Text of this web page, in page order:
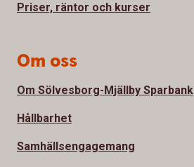
Priser, räntor och kurser
Om oss
Om Sölvesborg-Mjällby Sparbank
Hållbarhet
Samhällsengagemang